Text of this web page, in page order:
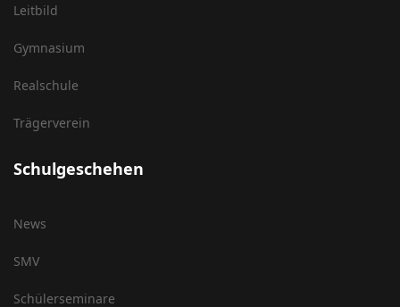
Leitbild
Gymnasium
Realschule
Trägerverein
Schulgeschehen
News
SMV
Schülerseminare